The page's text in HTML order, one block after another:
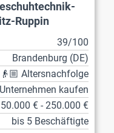
Ruppin
39/100
Brandenburg (DE)
👴🏼 Altersnachfolge
Unternehmen kaufen
50.000 € - 250.000 €
bis 5 Beschäftigte